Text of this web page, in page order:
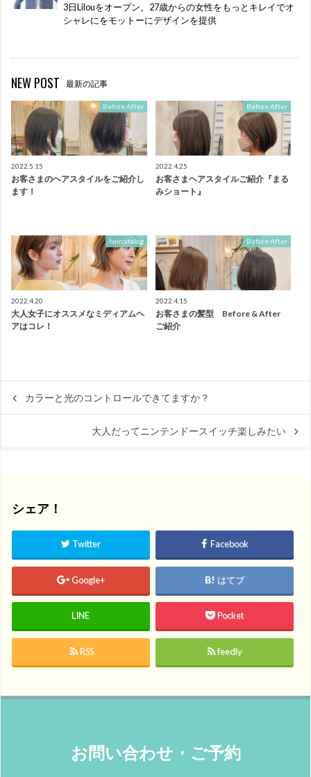
3日Lilouをオープン。27歳からの女性をもっとキレイでオ
シャレにをモットーにデザインを提供
NEW POST 最新の記事
Before After
2022.5.15
お客さまのヘアスタイルをご紹介し
ます！
Before After
2022.4.25
お客さまヘアスタイルご紹介『まる
みショート』
haircatalog
2022.4.20
大人女子にオススメなミディアムヘ
アはコレ！
Before After
2022.4.15
お客さまの髪型 Before & After
ご紹介
カラーと光のコントロールできてますか？
大人だってニンテンドースイッチ楽しみたい
シェア！
Twitter Facebook
Google+ はてブ
LINE Pocket
RSS feedly
お問い合わせ・ご予約